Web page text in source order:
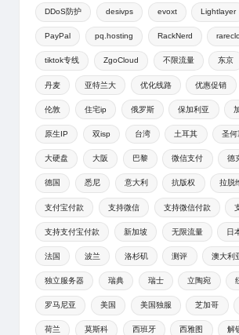
DDoS防护 desivps evoxt Lightlayer
PayPal pq.hosting RackNerd
tiktok专线 ZgoCloud 不限流量 东京
丹麦 亚特兰大 优化线路 优惠促销
伦敦 住宅ip 俄罗斯 保加利亚
原生IP 双isp 台湾 土耳其 圣何
大硬盘 大阪 巴黎 微信支付 德
德国 悉尼 意大利 抗版权 拉脱
支付宝付款 支持微信 支持微信付款
支持支付宝付款 新加坡 无限流量 日
法国 波兰 洛杉矶 测评 澳大利
独立服务器 瑞典 瑞士 立陶宛
罗马尼亚 美国 美国独服 芝加哥
荷兰 莫斯科 西班牙 西雅图 解